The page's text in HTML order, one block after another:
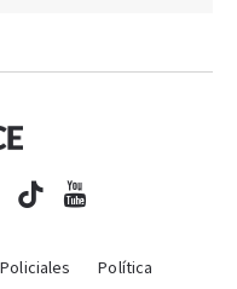
Policiales
Política